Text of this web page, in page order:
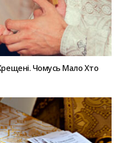
Чомусь Мало Хто